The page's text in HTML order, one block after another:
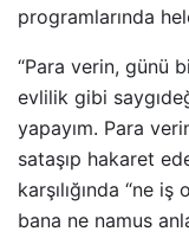
programlarında
“Para verin, günü
evlilik gibi
yapayım. Para
sataşıp hakaret
karşılığında “ne
bana ne namus